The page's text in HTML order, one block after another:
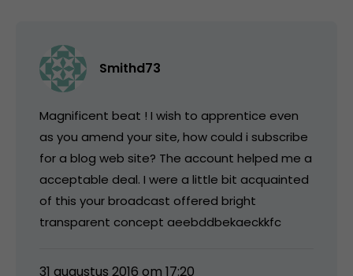
Smithd73
Magnificent beat ! I wish to apprentice even
as you amend your site, how could i subscribe
for a blog web site? The account helped me a
acceptable deal. I were a little bit acquainted
of this your broadcast offered bright
transparent concept aeebddbekaeckkfc
31 augustus 2016 om 17:20